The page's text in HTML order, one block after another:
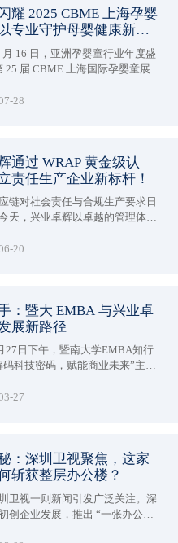
耀 2025 CBME 上海孕婴
专业守护母婴健康新未
月 16 日，亚洲孕婴童行业年度盛
届 CBME 上海国际孕婴童展在
婴护理品牌爱洁施亮相5-1E38 展
28
通过 WRAP 黄金级认
责任生产企业新标杆！
链对社会责任与合规生产要求日
天，兴业卓辉以卓越的管理体系
Responsible Accredited
20
：暨大 EMBA 与兴业卓
展新路径
27日下午，暨南大学EMBA知行
码科技密码，赋能商业未来”主题
习。
27
：深圳卫视聚焦，这家
斩获整层办公楼？
卫视一则新闻引发广泛关注。深
创企业发展，推出 “一张办公